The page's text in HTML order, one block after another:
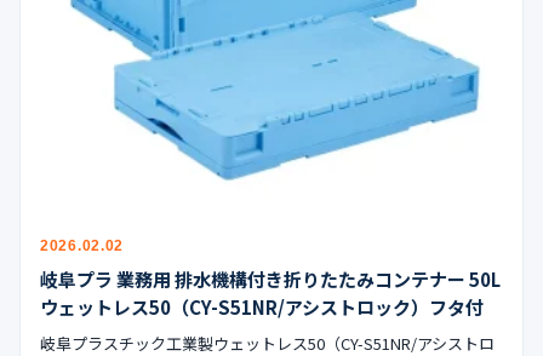
2026.02.02
岐阜プラ 業務用 排水機構付き折りたたみコンテナー 50L
ウェットレス50（CY-S51NR/アシストロック）フタ付
岐阜プラスチック工業製ウェットレス50（CY-S51NR/アシストロ